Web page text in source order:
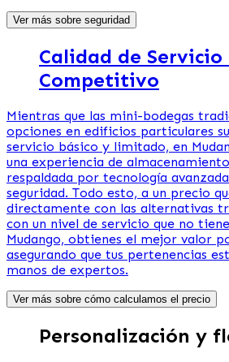
Ver más sobre seguridad
Calidad de Servicio
Competitivo
Mientras que las mini-bodegas
opciones en edificios particulares
servicio básico y limitado, en
una experiencia de
respaldada por tecnología
seguridad. Todo esto, a un precio
directamente con las alternativas
con un nivel de servicio que no
Mudango, obtienes el mejor valor
asegurando que tus pertenencias
manos de expertos.
Ver más sobre cómo calculamos el precio
Personalización y